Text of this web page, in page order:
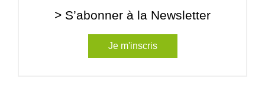
> S’abonner à la Newsletter
Je m'inscris